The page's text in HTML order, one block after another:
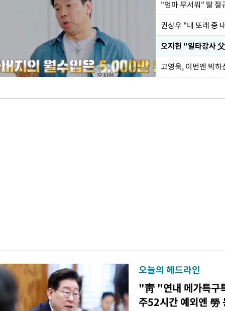
권상우 "내 또래 중
오늘의 헤드라인
"靑 "연내 메가특구
주52시간 예외엔 勞